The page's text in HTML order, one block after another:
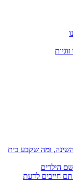
ומה שקבע בית
הילדים
חייבים לדעת